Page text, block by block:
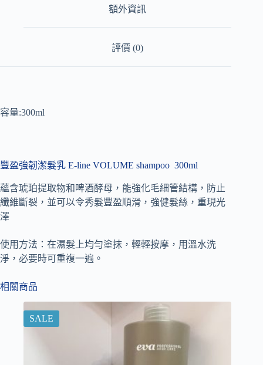
額外資訊
評價 (0)
容量:300ml
豐盈強韌潔髮乳 E-line VOLUME shampoo 300ml
蘊含琥珀提取物和啤酒酵母，能強化毛細管結構，防止
纖維斷裂，並可以令秀髮豐盈順滑，強健髮絲，重現光
澤
使用方法：在濕髮上均勻塗抹，輕輕按摩，用溫水洗
淨，必要時可重複一遍。
相關商品
SALE